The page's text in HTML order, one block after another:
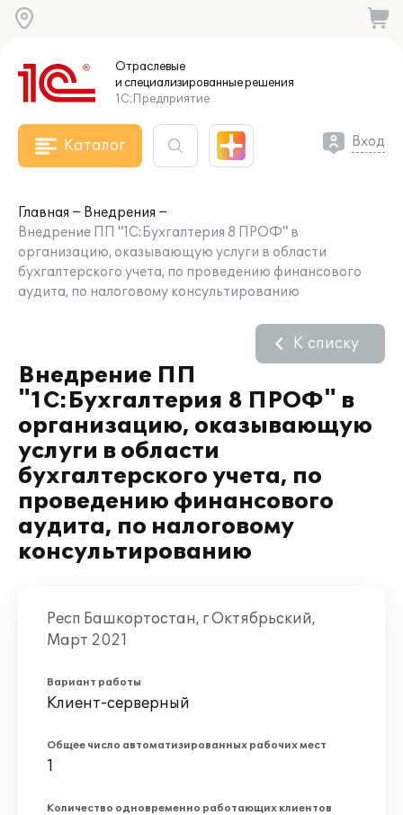
Отраслевые
и специализированныерешения
1С:Предприятие
Каталог Вход
Главная
Внедрения
Внедрение ПП "1С:Бухгалтерия 8 ПРОФ" в
организацию, оказывающую услуги в области
бухгалтерского учета, по проведению финансового
аудита, по налоговому консультированию
Внедрение ПП
"1С:Бухгалтерия 8 ПРОФ" в
организацию, оказывающую
услуги в области
бухгалтерского учета, по
проведению финансового
аудита, по налоговому
консультированию
К списку
Респ Башкортостан, г Октябрьский,
Март 2021
Вариант работы
Клиент-серверный
Общее число автоматизированных рабочих мест
1
Количество одновременно работающих клиентов